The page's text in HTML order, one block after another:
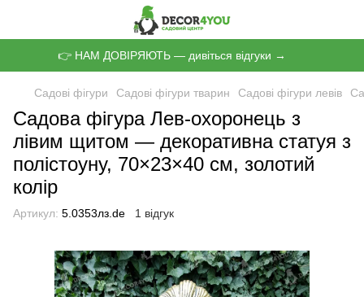
👉 НАМ ДОВІРЯЮТЬ — дивіться відгуки →
Садові фігури Садові фігури тварин Садові фігури левів
Садова фігура Лев-охоронець з
лівим щитом — декоративна статуя з
полістоуну, 70×23×40 см, золотий
колір
Артикул: 5.0353лз.de 1 відгук